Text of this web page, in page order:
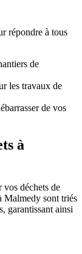
répondre à tous
de
les travaux de
de vos
à
vos déchets de
Malmedy sont triés
garantissant ainsi